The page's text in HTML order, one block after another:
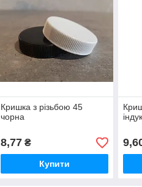
Кришка з різьбою 45
чорна
8,77₴
Купити